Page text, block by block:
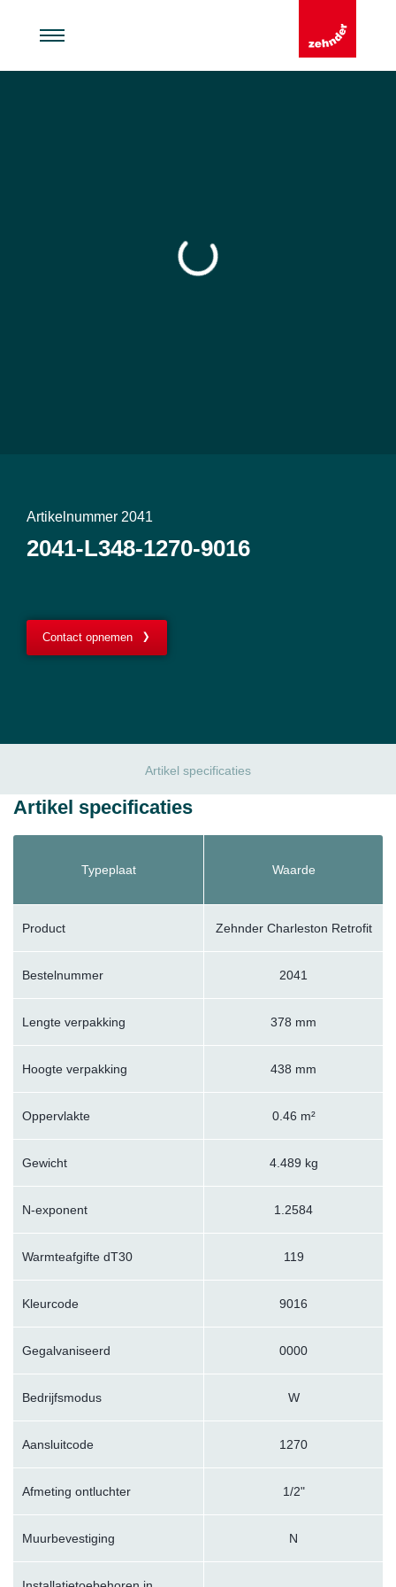
Artikelnummer 2041
2041-L348-1270-9016
Contact opnemen
Artikel specificaties
Artikel specificaties
Typeplaat Waarde
Product Zehnder Charleston Retrofit
Bestelnummer 2041
Lengte verpakking 378 mm
Hoogte verpakking 438 mm
Oppervlakte 0.46 m²
Gewicht 4.489 kg
N-exponent 1.2584
Warmteafgifte dT30 119
Kleurcode 9016
Gegalvaniseerd 0000
Bedrijfsmodus W
Aansluitcode 1270
Afmeting ontluchter 1/2"
Muurbevestiging N